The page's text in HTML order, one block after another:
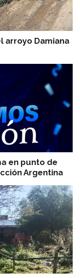
arroyo Damiana
en punto de
Argentina